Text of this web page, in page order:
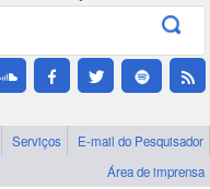
Canais
Serviços
E-mail do Pesquisador
Área de imprensa